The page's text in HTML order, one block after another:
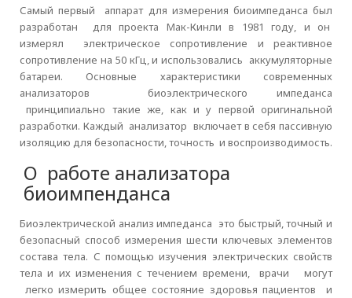
Самый первый аппарат для измерения биоимпеданса был
разработан для проекта Мак-Кинли в 1981 году, и он
измерял электрическое сопротивление и реактивное
сопротивление на 50 кГц, и использовались аккумуляторные
батареи. Основные характеристики современных
анализаторов биоэлектрического импеданса
принципиально такие же, как и у первой оригинальной
разработки. Каждый анализатор включает в себя пассивную
изоляцию для безопасности, точность и воспроизводимость.
О работе анализатора
биоимпенданса
Биоэлектрической анализ импеданса это быстрый, точный и
безопасный способ измерения шести ключевых элементов
состава тела. С помощью изучения электрических свойств
тела и их изменения с течением времени, врачи могут
легко измерить общее состояние здоровья пациентов и